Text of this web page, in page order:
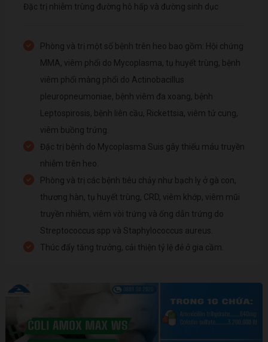
Đặc trị nhiễm trùng đường hô hấp và đường sinh dục
Phòng và trị một số bệnh trên heo bao gồm: Hội chứng
MMA, viêm phổi do Mycoplasma, tụ huyết trùng, bệnh
viêm phổi màng phổi do Actinobacillus
pleuropneumoniae, bệnh viêm đa xoang, bệnh
Leptospirosis, bệnh liên cầu, Rickettsia, viêm tử cung,
viêm buồng trứng.
Đặc trị bệnh do Mycoplasma Suis gây thiếu máu truyền
nhiễm trên heo.
Phòng và trị các bệnh tiêu chảy như bạch lỵ ở gà con,
thương hàn, tụ huyết trùng, CRD, viêm khớp, viêm mũi
truyền nhiễm, viêm vòi trứng và ống dẫn trứng do
Streptococcus spp và Staphylococcus aureus.
Thúc đẩy tăng trưởng, cải thiện tỷ lệ đẻ ở gia cầm.